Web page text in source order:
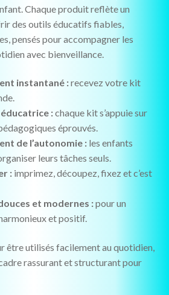
Chaque produit reflète un
des outils éducatifs fiables,
pensés pour accompagner les
avec bienveillance.
instantané :recevez votre kit
:chaque kit s’appuie sur
éprouvés.
de l’autonomie :les enfants
leurs tâches seuls.
:imprimez, découpez, fixez et c’est
et modernes :pour un
et positif.
être utilisés facilement au quotidien,
rassurant et structurant pour